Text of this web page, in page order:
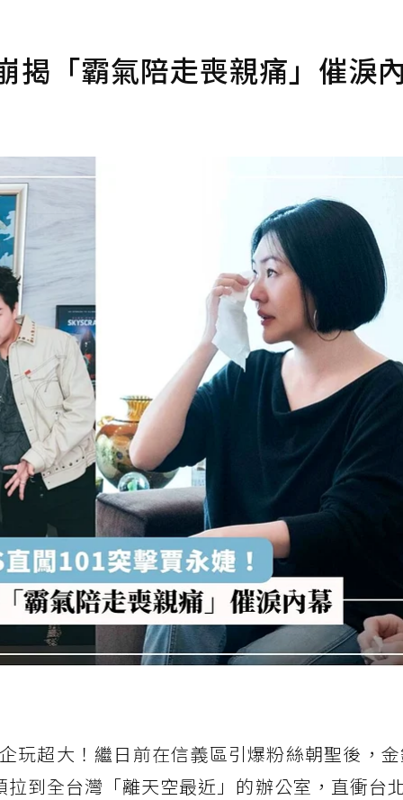
揭「霸氣陪走喪親痛」催淚
玩超大！繼日前在信義區引爆粉絲朝聖後，
拉到全台灣「離天空最近」的辦公室，直衝台